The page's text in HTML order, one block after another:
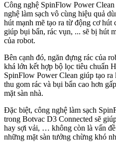
Công nghệ SpinFlow Power
nghệ làm sạch vô cùng hiệu quả
hút mạnh mẽ tạo ra từ động cơ
giúp bụi bẩn, rác vụn, ... sẽ bị hút
của robot.
Bên cạnh đó, ngăn đựng rác của
khá lớn kết hợp bộ lọc tiêu chuẩn
SpinFlow Power Clean giúp tạo
thu gom rác và bụi bẩn cao hơn
mặt sàn nhà.
Đặc biệt, công nghệ làm sạch
trong Botvac D3 Connected sẽ
hay sợi vải, … không còn là vấn
những mặt sàn tưởng chừng khó